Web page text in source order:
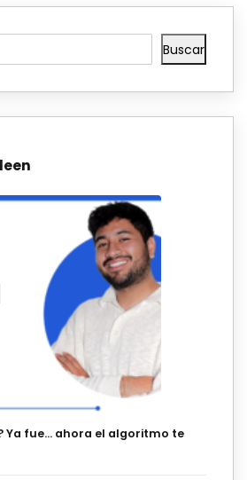
Buscar
Ya fue… ahora el algoritmo te